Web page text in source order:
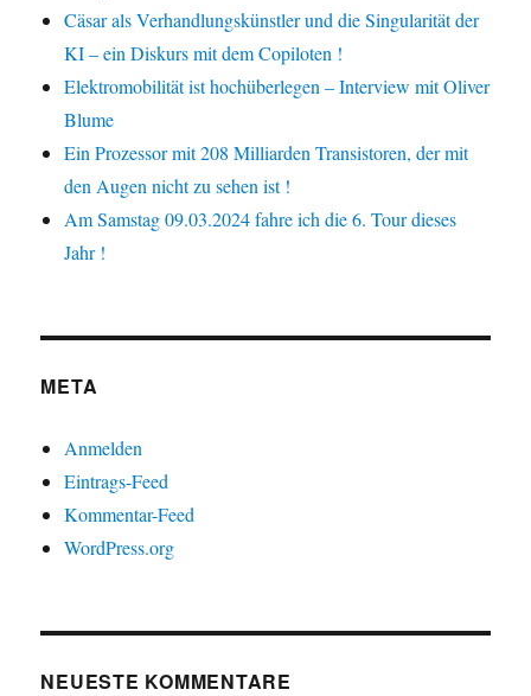
Cäsar als Verhandlungskünstler und die Singularität der
KI – ein Diskurs mit dem Copiloten !
Elektromobilität ist hochüberlegen – Interview mit Oliver
Blume
Ein Prozessor mit 208 Milliarden Transistoren, der mit
den Augen nicht zu sehen ist !
Am Samstag 09.03.2024 fahre ich die 6. Tour dieses
Jahr !
META
Anmelden
Eintrags-Feed
Kommentar-Feed
WordPress.org
NEUESTE KOMMENTARE